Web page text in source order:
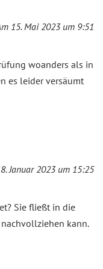
15. Mai 2023 um 9:51
woanders als in
es leider versäumt
Januar 2023 um 15:25
Sie fließt in die
kann.